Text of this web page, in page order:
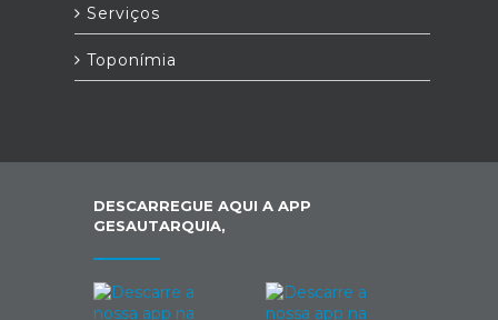
Serviços
Toponímia
DESCARREGUE AQUI A APP
GESAUTARQUIA,